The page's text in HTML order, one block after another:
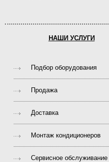
НАШИ УСЛУГИ
Подбор оборудования
Продажа
Доставка
Монтаж кондиционеров
Сервисное обслуживание